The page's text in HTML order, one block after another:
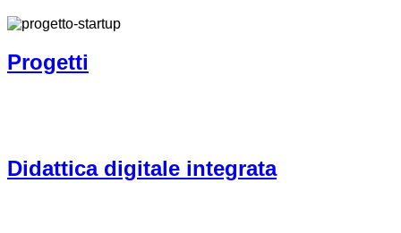
Progetti
Didattica digitale integrata